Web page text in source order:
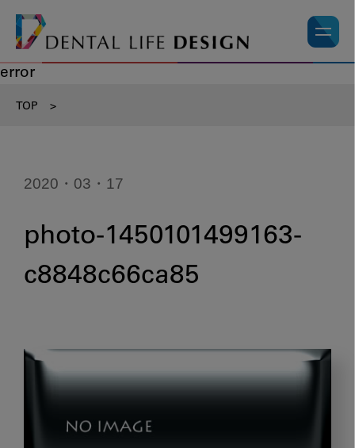
error
TOP >
2020・03・17
photo-1450101499163-
c8848c66ca85